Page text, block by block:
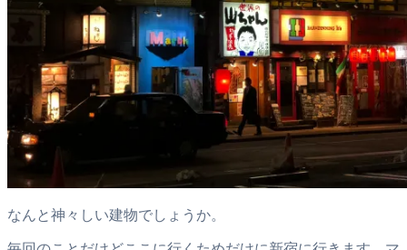
なんと神々しい建物でしょうか。